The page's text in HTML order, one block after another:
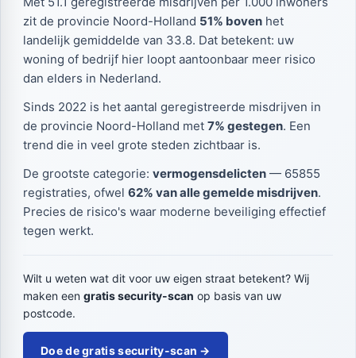
zit de provincie Noord-Holland 51% boven het
landelijk gemiddelde van 33.8. Dat betekent: uw
woning of bedrijf hier loopt aantoonbaar meer risico
dan elders in Nederland.
Sinds 2022 is het aantal geregistreerde misdrijven in
de provincie Noord-Holland met 7% gestegen. Een
trend die in veel grote steden zichtbaar is.
De grootste categorie: vermogensdelicten — 65855
registraties, ofwel 62% van alle gemelde misdrijven.
Precies de risico's waar moderne beveiliging effectief
tegen werkt.
Wilt u weten wat dit voor uw eigen straat betekent? Wij
maken een gratis security-scan op basis van uw
postcode.
Doe de gratis security-scan →